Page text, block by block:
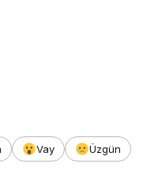
Vay
Üzgün